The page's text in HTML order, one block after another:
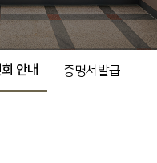
안내 증명서발급